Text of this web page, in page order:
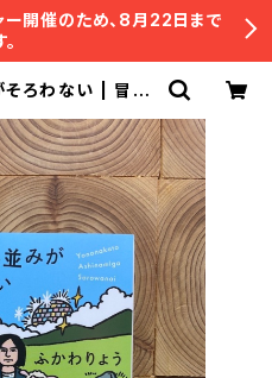
開催のため、8月22日まで
そろわない | 冒険